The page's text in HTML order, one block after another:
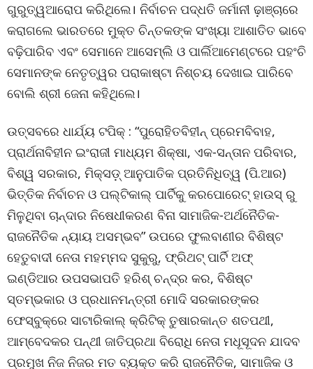
ଗୁରୁତ୍ୱଆରୋପ କରିଥିଲେ। ନିର୍ବାଚନ ପଦ୍ଧତି ଜର୍ମାନୀ ଢ଼ାଞ୍ଚାରେ
କରାଗଲେ ଭାରତରେ ମୁକ୍ତ ଚିନ୍ତକଙ୍କ ସଂଖ୍ୟା ଆଶାତିତ ଭାବେ
ବଢ଼ିପାରିବ ଏବଂ ସେମାନେ ଆସେମ୍ଲି ଓ ପାର୍ଲିଆମେଣ୍ଟରେ ପହଂଚି
ସେମାନଙ୍କ ନେତୃତ୍ୱର ପରାକାଷ୍ଟା ନିଶ୍ଚୟ ଦେଖାଇ ପାରିବେ
ବୋଲି ଶ୍ରୀ ଜେନା କହିଥିଲେ।
ଉତ୍ସବରେ ଧାର୍ଯ୍ୟ ଟପିକ୍ : “ପୁରୋହିତବିହୀନ୍ ପ୍ରେମବିବାହ,
ପ୍ରାର୍ଥନାବିହୀନ ଇଂରାଜୀ ମାଧ୍ୟମ ଶିକ୍ଷା, ଏକ-ସନ୍ତାନ ପରିବାର,
ବିଶ୍ୱ ସରକାର, ମିକ୍ସଡ଼୍ ଆନୁପାତିକ ପ୍ରତିନିଧିତ୍ୱ (ପି.ଆର)
ଭିତ୍ତିକ ନିର୍ବାଚନ ଓ ପଲ୍ଟିକାଲ୍ ପାର୍ଟିକୁ କରପୋରେଟ୍ ହାଉସ୍ ରୁ
ମିଳୁଥିବା ଚାନ୍ଦାର ନିଷେଧୀକରଣ ବିନା ସାମାଜିକ-ଅର୍ଥନୈତିକ-
ରାଜନୈତିକ ନ୍ୟାୟ ଅସମ୍ଭବ” ଉପରେ ଫୁଲବାଣୀର ବିଶିଷ୍ଟ
ହେତୁବାଦୀ ନେତା ମହମ୍ମଦ ସୁକୁରୁ, ଫ୍ରିଥଟ୍ ପାର୍ଟି ଅଫ୍
ଇଣ୍ଡିଆର ଉପସଭାପତି ହରିଶ୍ ଚନ୍ଦ୍ର କର, ବିଶିଷ୍ଟ
ସ୍ତମ୍ଭକାର ଓ ପ୍ରଧାନମନ୍ତ୍ରୀ ମୋଦି ସରକାରଙ୍କର
ଫେସ୍ବୁକ୍ରେ ସାଟାରିକାଲ୍ କ୍ରିଟିକ୍ ତୁଷାରକାନ୍ତ ଶତପଥୀ,
ଆମ୍ବେଦକର ପନ୍ଥୀ ଜାତିପ୍ରଥା ବିରୋଧି ନେତା ମଧୂସୂଦନ ଯାଦବ
ପ୍ରମୁଖ ନିଜ ନିଜର ମତ ବ୍ୟକ୍ତ କରି ରାଜନୈତିକ, ସାମାଜିକ ଓ